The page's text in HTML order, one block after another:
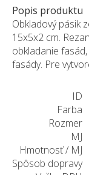
SHOWROOM
KONTAKT
Popis produktu
Obkladový pásik
15x5x2 cm.
obkladanie
fasády. Pre
ID
Farba
Rozmer
MJ
Hmotnosť / MJ
Spôsob dopravy